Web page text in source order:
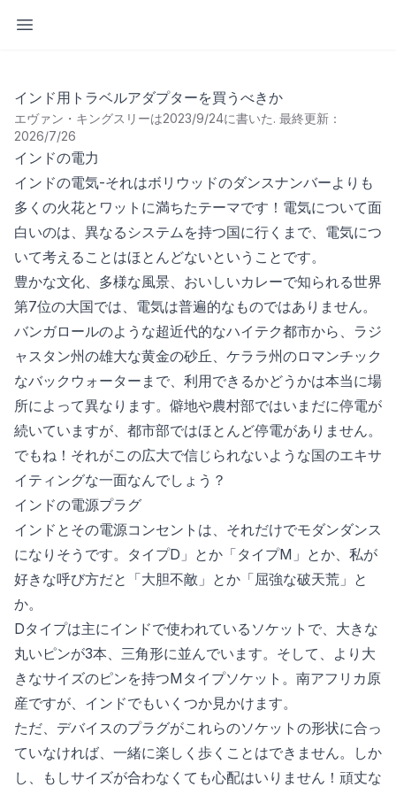
サイドバーを開く
インド用トラベルアダプターを買うべきか
エヴァン・キングスリーは2023/9/24に書いた. 最終更新：
2026/7/26
インドの電力
インドの電気-それはボリウッドのダンスナンバーよりも
多くの火花とワットに満ちたテーマです！電気について面
白いのは、異なるシステムを持つ国に行くまで、電気につ
いて考えることはほとんどないということです。
豊かな文化、多様な風景、おいしいカレーで知られる世界
第7位の大国では、電気は普遍的なものではありません。
バンガロールのような超近代的なハイテク都市から、ラジ
ャスタン州の雄大な黄金の砂丘、ケララ州のロマンチック
なバックウォーターまで、利用できるかどうかは本当に場
所によって異なります。僻地や農村部ではいまだに停電が
続いていますが、都市部ではほとんど停電がありません。
でもね！それがこの広大で信じられないような国のエキサ
イティングな一面なんでしょう？
インドの電源プラグ
インドとその電源コンセントは、それだけでモダンダンス
になりそうです。タイプD」とか「タイプM」とか、私が
好きな呼び方だと「大胆不敵」とか「屈強な破天荒」と
か。
Dタイプは主にインドで使われているソケットで、大きな
丸いピンが3本、三角形に並んでいます。そして、より大
きなサイズのピンを持つMタイプソケット。南アフリカ原
産ですが、インドでもいくつか見かけます。
ただ、デバイスのプラグがこれらのソケットの形状に合っ
ていなければ、一緒に楽しく歩くことはできません。しか
し、もしサイズが合わなくても心配はいりません！頑丈な